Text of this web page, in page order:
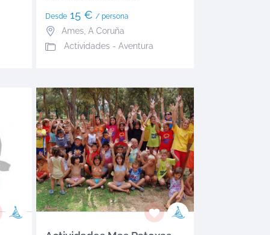
Desde15 € / persona
Ames, A Coruña
Actividades - Aventura